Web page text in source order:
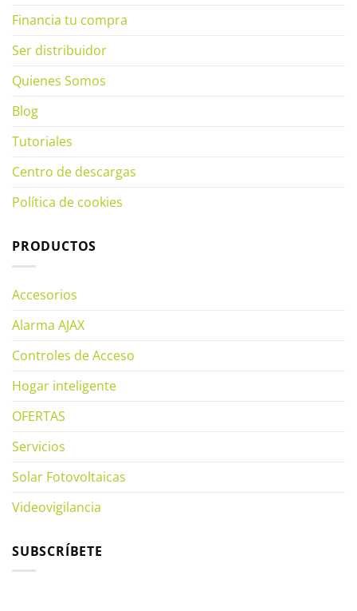
Financia tu compra
Ser distribuidor
Quienes Somos
Blog
Tutoriales
Centro de descargas
Política de cookies
PRODUCTOS
Accesorios
Alarma AJAX
Controles de Acceso
Hogar inteligente
OFERTAS
Servicios
Solar Fotovoltaicas
Videovigilancia
SUBSCRÍBETE